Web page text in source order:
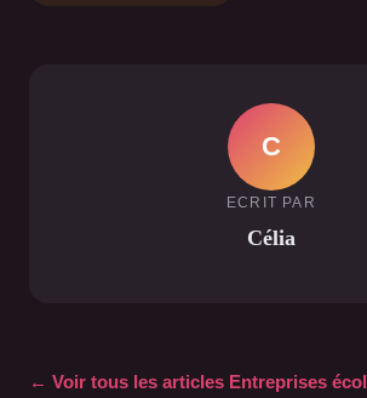
C
ECRIT PAR
Célia
← Voir tous les articles Entreprises